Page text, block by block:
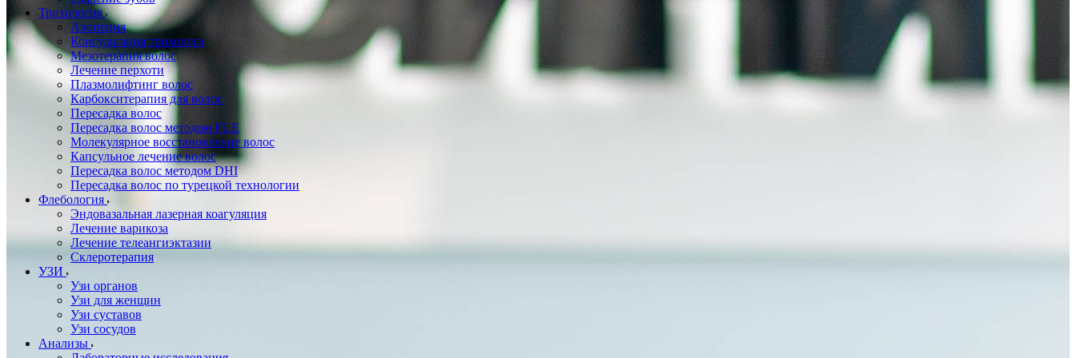
Трихология
Алопеция
Консультация трихолога
Мезотерапия волос
Лечение перхоти
Плазмолифтинг волос
Карбокситерапия для волос
Пересадка волос
Пересадка волос методом FUE
Молекулярное восстановление волос
Капсульное лечение волос
Пересадка волос методом DHI
Пересадка волос по турецкой технологии
Флебология
Эндовазальная лазерная коагуляция
Лечение варикоза
Лечение телеангиэктазии
Склеротерапия
УЗИ
Узи органов
Узи для женщин
Узи cуставов
Узи сосудов
Анализы